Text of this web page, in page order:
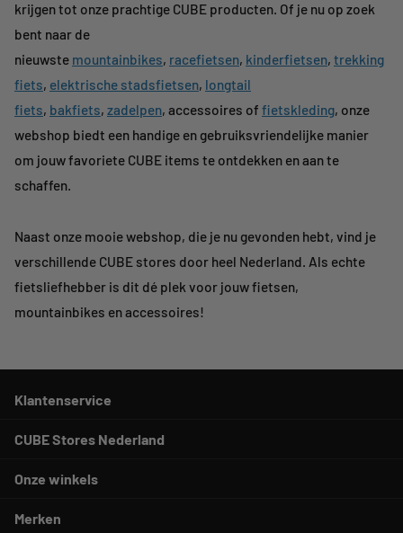
krijgen tot onze prachtige CUBE producten. Of je nu op zoek
bent naar de
nieuwste mountainbikes, racefietsen, kinderfietsen, trekking
fiets, elektrische stadsfietsen, longtail
fiets, bakfiets, zadelpen, accessoires of fietskleding, onze
webshop biedt een handige en gebruiksvriendelijke manier
om jouw favoriete CUBE items te ontdekken en aan te
schaffen.
Naast onze mooie webshop, die je nu gevonden hebt, vind je
verschillende CUBE stores door heel Nederland. Als echte
fietsliefhebber is dit dé plek voor jouw fietsen,
mountainbikes en accessoires!
Klantenservice
CUBE Stores Nederland
Onze winkels
Merken